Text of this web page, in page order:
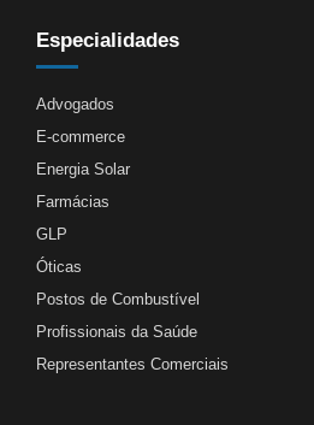
Especialidades
Advogados
E-commerce
Energia Solar
Farmácias
GLP
Óticas
Postos de Combustível
Profissionais da Saúde
Representantes Comerciais